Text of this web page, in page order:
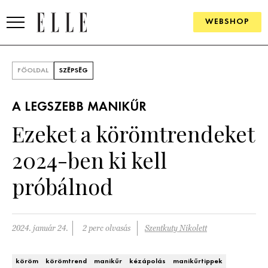
WEBSHOP
SZÉPSÉG
PSZICHÉ
ÉLETMÓD
PÁRKAPCSOLAT
FŐOLDAL SZÉPSÉG
A LEGSZEBB MANIKŰR
Ezeket a körömtrendeket
2024-ben ki kell
próbálnod
2024. január 24. 2 perc olvasás Szentkuty Nikolett
köröm körömtrend manikűr kézápolás manikűrtippek